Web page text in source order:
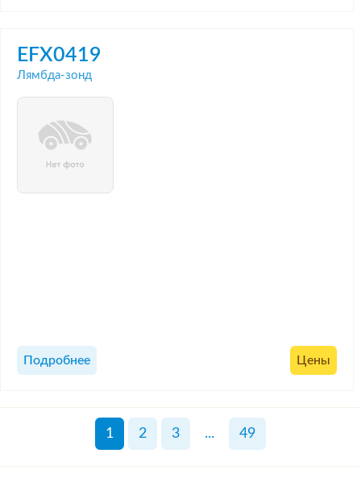
EFX0419
Лямбда-зонд
Подробнее Цены
1 2 3 ... 49